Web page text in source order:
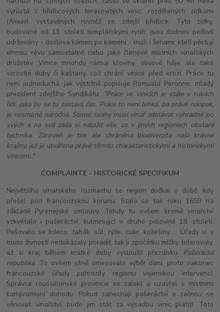
vyrůstá z břidlicových terasovitých vinic, rozdělených zídkami
(feixas), vystavěných rovněž ze zdejší břidlice. Tyto zídky,
budované od 13. století templářskými rytíři, jsou dodnes pečlivě
udržovány - doslova kámen po kameni - muži i ženami, kteří pěstují
vinnou révu samostatně nebo jako členové místních vinařských
družstev. Vinice mnohdy rámují křoviny, olivové háje, ale také
vzrostlé duby či kaštany, což chrání vinice před erozí. Práce tu
není jednoduchá, jak výstižně popisuje Romuald Peronne, mladý
prezident zdejšího Syndikátu: "Práce ve vinicích je stále v rukách
lidí, jako by se tu zastavil čas. Práce to není lehká, ba právě naopak,
je nesmírně náročná. Strmé svahy musí vinař zdolávat výhradně po
svých a na svá záda si naložit vše, co v jiných regionech obstará
technika. Zároveň je tím ale chráněna biodiverzita naší krásné
krajiny, jež je utvářena právě těmito charakteristickými a historickými
vinicemi."
COMPLAINTE - HISTORICKÉ SPECIFIKUM
Největšího vinařského rozmachu se region dočkal v době, kdy
přešel pod francouzskou korunu. Stalo se tak roku 1659 na
základě Pyrenejské smlouvy. Tehdy tu ovšem kromě vinařství
vzkvétalo i pašeráctví, kulminující v druhé polovině 18. století.
Pašovalo se kdeco: tabák, sůl, rýže, cukr, kožešiny….. Úřady si s
touto živností nedokázaly poradit, tak ji zpočátku mlčky tolerovaly,
až si kraj během krátké doby vysloužil přezdívku Pašerácká
republika. To ovšem silně omezovalo výběr daní, proto nakonec
francouzské úřady pohrozily regionu vojenskou intervencí.
Správce roussillonské provincie se zalekl a uzavřel s místními
kompromisní dohodu. Pokud zanechají pašeráctví a začnou se
věnovat vinařství, bude jim stát za výsadbu vinic platit!. Toto